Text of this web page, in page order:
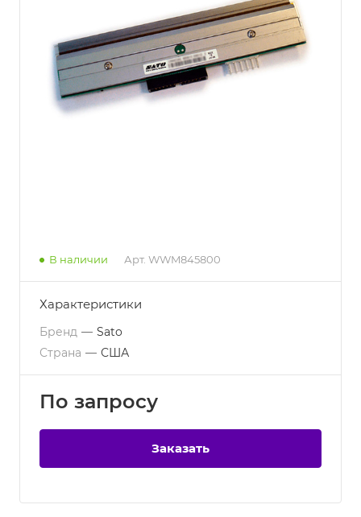
В наличии Арт. WWM845800
Характеристики
Бренд — Sato
Страна — США
По запросу
Заказать